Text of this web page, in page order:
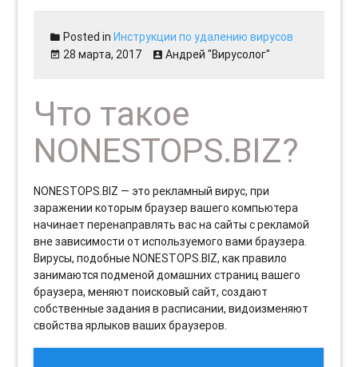
Posted inИнструкции по удалению вирусов
28 марта, 2017
Андрей "Вирусолог"
Что такое
NONESTOPS.BIZ?
NONESTOPS.BIZ — это рекламный вирус, при
заражении которым браузер вашего компьютера
начинает перенаправлять вас на сайты с рекламой
вне зависимости от используемого вами браузера.
Вирусы, подобные NONESTOPS.BIZ, как правило
занимаются подменой домашних страниц вашего
браузера, меняют поисковый сайт, создают
собственные задания в расписании, видоизменяют
свойства ярлыков ваших браузеров.